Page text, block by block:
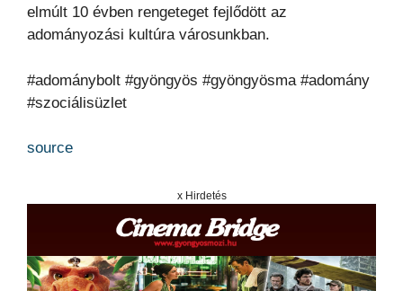
elmúlt 10 évben rengeteget fejlődött az
adományozási kultúra városunkban.
#adománybolt #gyöngyös #gyöngyösma #adomány
#szociálisüzlet
source
x Hirdetés